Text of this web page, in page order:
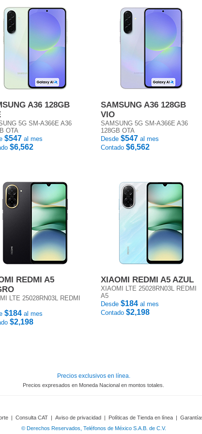
A36 128GB
5G SM-A366E A36
OTA
$547 al mes
$6,562
SAMSUNG A36 128GB
VIO
SAMSUNG 5G SM-A366E A36
128GB OTA
Desde $547 al mes
Contado $6,562
REDMI A5
LTE 25028RN03L REDMI
$184 al mes
$2,198
XIAOMI REDMI A5 AZUL
XIAOMI LTE 25028RN03L REDMI
A5
Desde $184 al mes
Contado $2,198
Precios exclusivos en línea.
Precios expresados en Moneda Nacional en montos totales.
| Consulta CAT | Aviso de privacidad | Políticas de Tienda en línea |
© Derechos Reservados, Teléfonos de México S.A.B. de C.V.